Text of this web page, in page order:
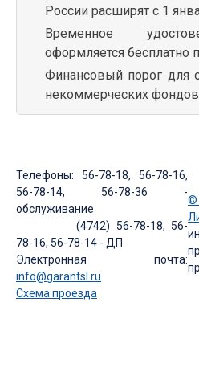
России расширят с 1
Временное
оформляется бесплатно
Финансовый порог для
некоммерческих
Телефоны: 56-78-18, 56-78-16,
56-78-14, 56-78-36 -
обслуживание
(4742) 56-78-18, 56-
78-16, 56-78-14 - ДП
Электронная почта:
info@garantsl.ru
Схема проезда
©